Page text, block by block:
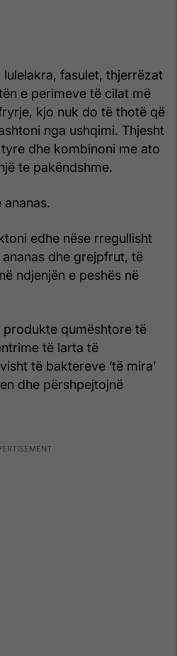
fasulet, thjerrëzat
e perimeve të cilat më
kjo nuk do të thotë që
nga ushqimi. Thjesht
dhe kombinoni me ato
te pakëndshme.
ananas.
edhe nëse rregullisht
dhe grejpfrut, të
ndjenjën e peshës në
qumështore të
të larta të
të baktereve ‘të mira’
dhe përshpejtojnë